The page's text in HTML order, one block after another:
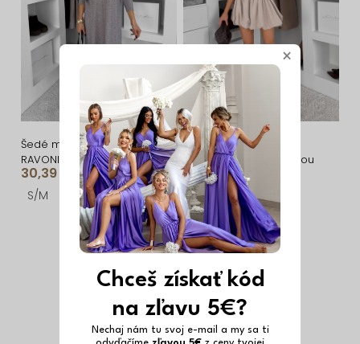
Šedé maxi dlhé šaty
RAVONI
30,39 €
S/M
Vyrobené v EÚ
Krémový krátky štýlový
komplet TAPPY so sukňou
80,59 €
ONESIZE
×
Chceš získať kód
na zľavu 5€?
Nechaj nám tu svoj e-mail a my sa ti